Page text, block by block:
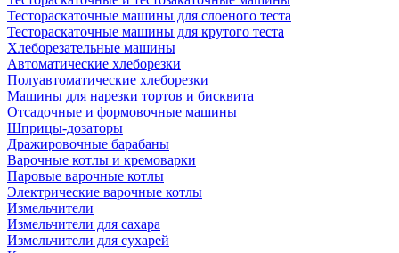
Тестораскаточные машины для слоеного теста
Тестораскаточные машины для крутого теста
Хлеборезательные машины
Автоматические хлеборезки
Полуавтоматические хлеборезки
Машины для нарезки тортов и бисквита
Отсадочные и формовочные машины
Шприцы-дозаторы
Дражировочные барабаны
Варочные котлы и кремоварки
Паровые варочные котлы
Электрические варочные котлы
Измельчители
Измельчители для сахара
Измельчители для сухарей